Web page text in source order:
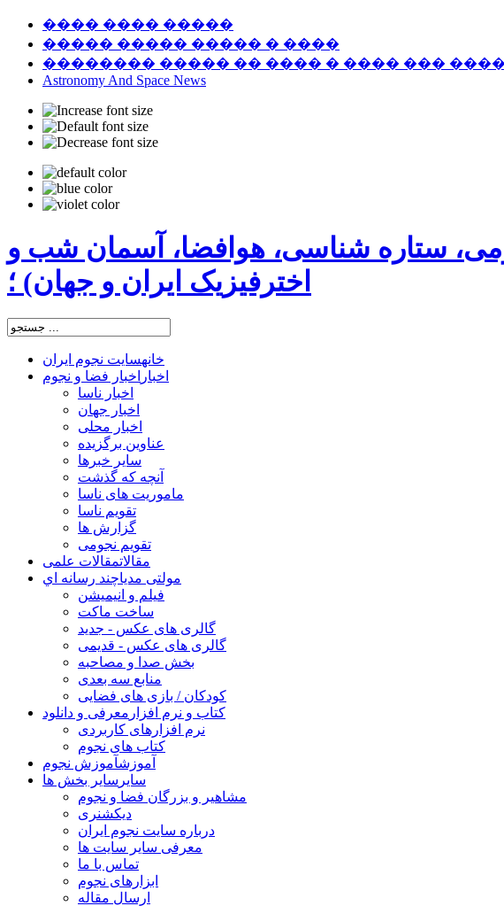
���� ���� �����
����� ����� ����� � ����
�������� ����� �� ���� � ���� ���
Astronomy And Space News
ستاره شناسی، هوافضا، آسمان شب و
اخترفیزیک ایران و جهان) ؛
خانهسایت نجوم ایران
اخبار اخبار فضا و نجوم
اخبار ناسا
اخبار جهان
اخبار محلی
عناوین برگزیده
سایر خبرها
آنچه که گذشت
ماموریت های ناسا
تقویم ناسا
گزارش ها
تقویم نجومی
مقالاتمقالات علمی
مولتی مدیاچند رسانه اي
فیلم و انیمیشن
ساخت ماکت
گالری های عکس - جدید
گالری های عکس - قدیمی
بخش صدا و مصاحبه
منابع سه بعدی
کودکان / بازی های فضایی
کتاب و نرم افزار معرفی و دانلود
نرم افزارهای کاربردی
کتاب های نجوم
آموزشآموزش نجوم
سایر سایر بخش ها
مشاهیر و بزرگان فضا و نجوم
دیکشنری
درباره سایت نجوم ایران
معرفی سایر سایت ها
تماس با ما
ابزارهای نجوم
ارسال مقاله